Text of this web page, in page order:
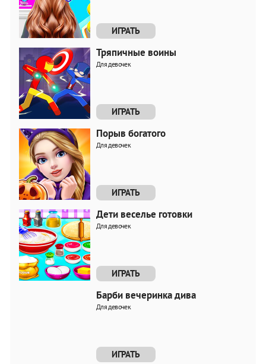
ИГРАТЬ
Тряпичные воины
Для девочек
ИГРАТЬ
Порыв богатого
Для девочек
ИГРАТЬ
Дети веселье готовки
Для девочек
ИГРАТЬ
Барби вечеринка дива
Для девочек
ИГРАТЬ